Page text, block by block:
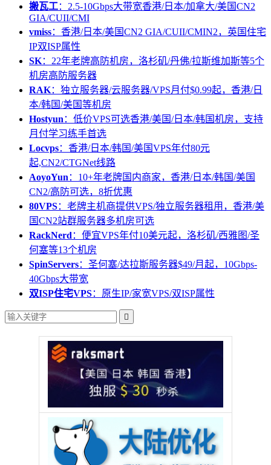
搬瓦工：2.5-10Gbps大带宽香港/日本/加拿大/美国CN2
GIA/CUII/CMI
vmiss：香港/日本/美国CN2 GIA/CUII/CMIN2，英国住宅
IP双ISP属性
SK：22年老牌高防机房，洛杉矶/丹佛/拉斯维加斯等5个
机房高防服务器
RAK：独立服务器/云服务器/VPS月付$0.99起，香港/日
本/韩国/美国等机房
Hostyun ：低价VPS可选香港/美国/日本/韩国机房，支持
月付学习练手首选
Locvps：香港/日本/韩国/美国VPS年付80元
起,CN2/CTGNet线路
AoyoYun ：10+年老牌国内商家，香港/日本/韩国/美国
CN2/高防可选，8折优惠
80VPS：老牌主机商提供VPS/独立服务器租用，香港/美
国CN2站群服务器多机房可选
RackNerd ：便宜VPS年付10美元起，洛杉矶/西雅图/圣
何塞等13个机房
SpinServers：圣何塞/达拉斯服务器$49/月起，10Gbps-
40Gbps大带宽
双ISP住宅VPS：原生IP/家宽VPS/双ISP属性
